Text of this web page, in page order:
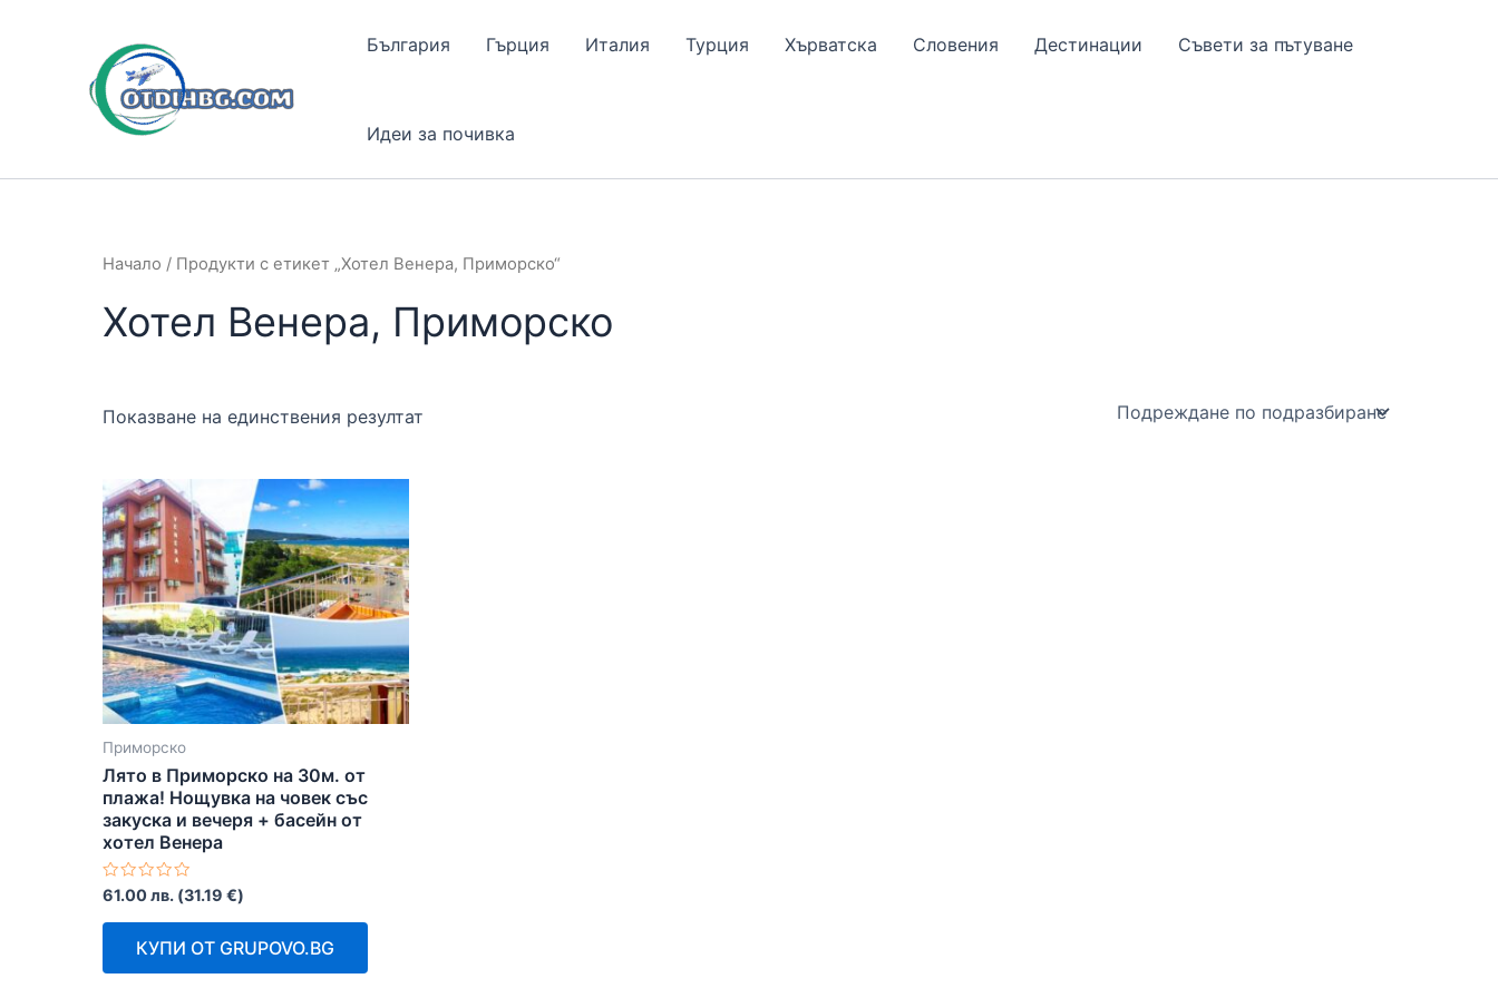
България Гърция Италия Турция Хърватска Словения Дестинации Съвети за пътуване
Идеи за почивка
Начало / Продукти с етикет „Хотел Венера, Приморско“
Хотел Венера, Приморско
Показване на единствения резултат
Приморско
Лято в Приморско на 30м. от
плажа! Нощувка на човек със
закуска и вечеря + басейн от
хотел Венера
Оценено
с
0
61.00лв. (31.19 €)
КУПИ ОТ GRUPOVO.BG